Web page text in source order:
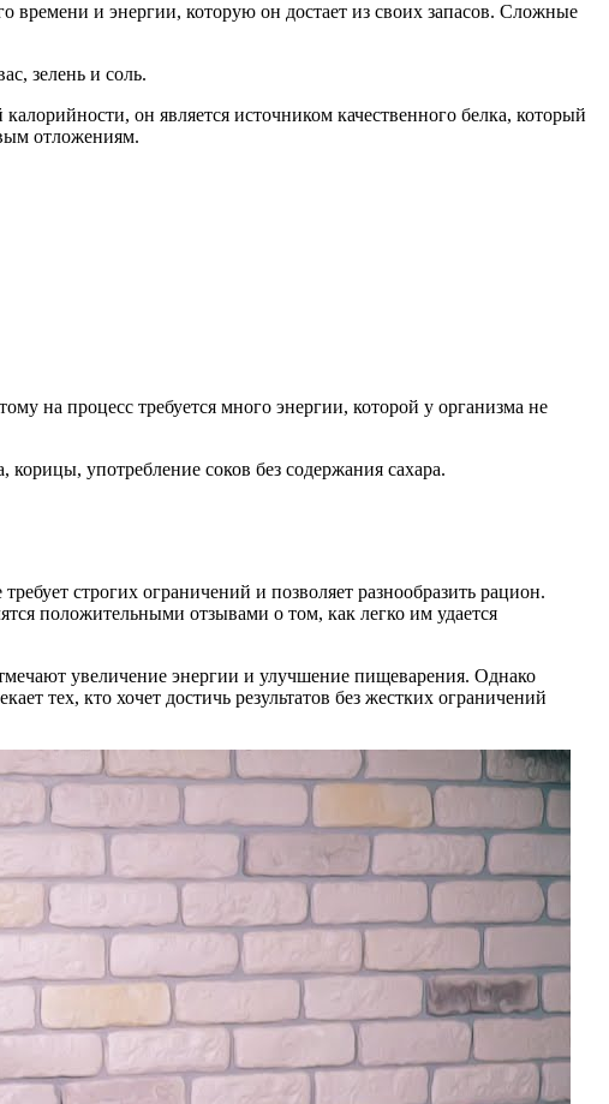
времени и энергии, которую он достает из своих запасов. Сложные
зелень и соль.
он является источником качественного белка, который
отложениям.
на процесс требуется много энергии, которой у организма не
употребление соков без содержания сахара.
строгих ограничений и позволяет разнообразить рацион.
положительными отзывами о том, как легко им удается
увеличение энергии и улучшение пищеварения. Однако
тех, кто хочет достичь результатов без жестких ограничений